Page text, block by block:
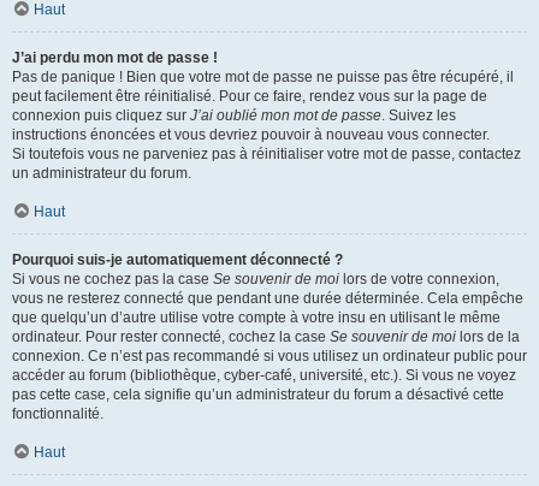
Haut
J’ai perdu mon mot de passe !
Pas de panique ! Bien que votre mot de passe ne puisse pas être récupéré, il
peut facilement être réinitialisé. Pour ce faire, rendez vous sur la page de
connexion puis cliquez sur J’ai oublié mon mot de passe. Suivez les
instructions énoncées et vous devriez pouvoir à nouveau vous connecter.
Si toutefois vous ne parveniez pas à réinitialiser votre mot de passe, contactez
un administrateur du forum.
Haut
Pourquoi suis-je automatiquement déconnecté ?
Si vous ne cochez pas la case Se souvenir de moi lors de votre connexion,
vous ne resterez connecté que pendant une durée déterminée. Cela empêche
que quelqu’un d’autre utilise votre compte à votre insu en utilisant le même
ordinateur. Pour rester connecté, cochez la case Se souvenir de moi lors de la
connexion. Ce n’est pas recommandé si vous utilisez un ordinateur public pour
accéder au forum (bibliothèque, cyber-café, université, etc.). Si vous ne voyez
pas cette case, cela signifie qu’un administrateur du forum a désactivé cette
fonctionnalité.
Haut